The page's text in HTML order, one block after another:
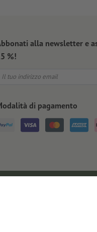
alla newsletter e
%!
di pagamento